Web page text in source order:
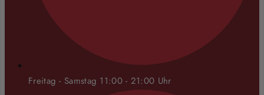
Freitag - Samstag 11:00 - 21:00 Uhr